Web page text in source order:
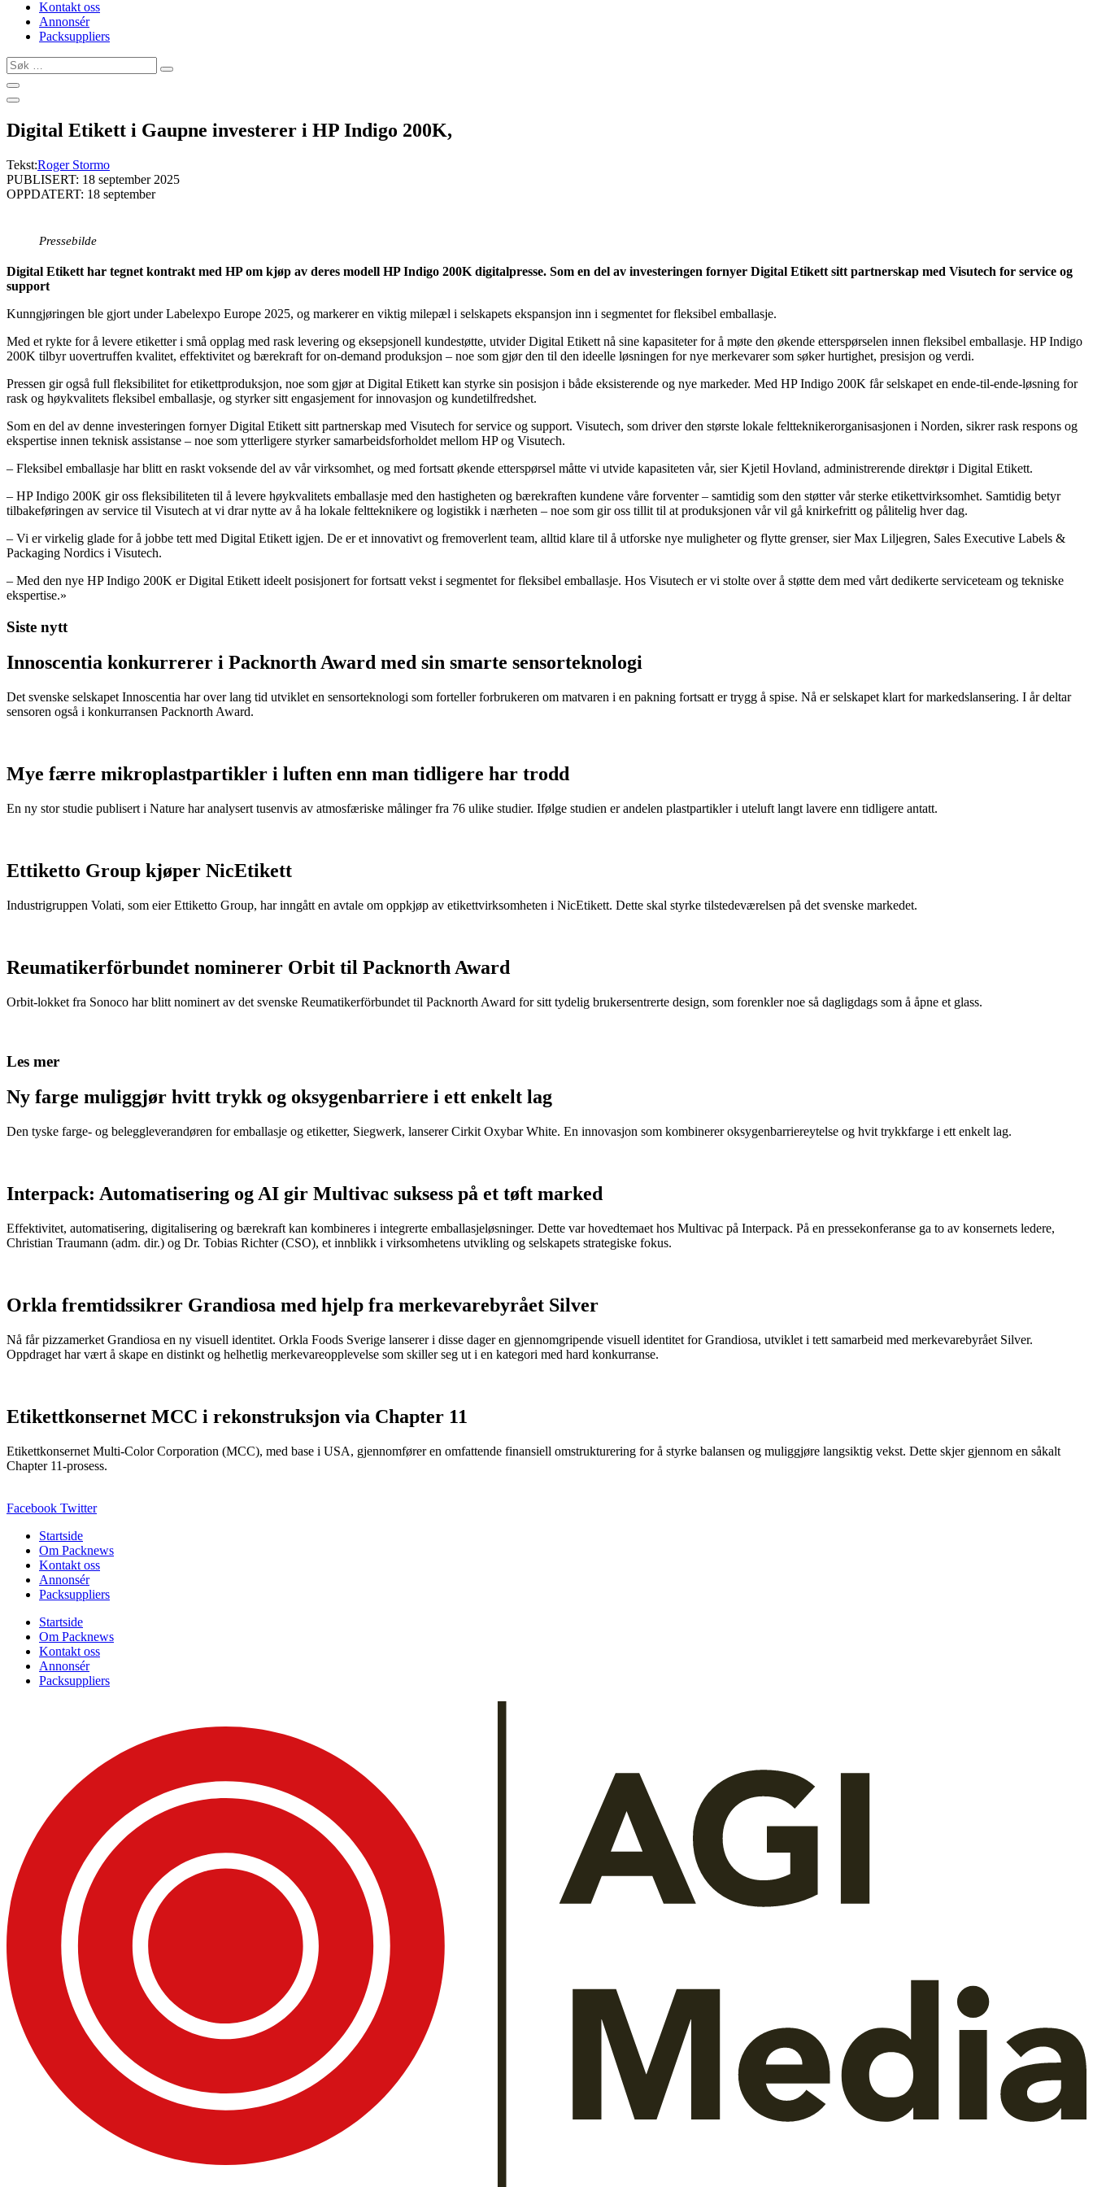
Kontakt oss
Annonsér
Packsuppliers
Søk
…
Digital Etikett i Gaupne investerer i HP Indigo 200K,
Tekst:Roger Stormo
PUBLISERT: 18 september 2025
OPPDATERT: 18 september
Pressebilde
Digital Etikett har tegnet kontrakt med HP om kjøp av deres modell HP Indigo 200K digitalpresse. Som en del av investeringen fornyer Digital Etikett sitt partnerskap med Visutech for service og
support
Kunngjøringen ble gjort under Labelexpo Europe 2025, og markerer en viktig milepæl i selskapets ekspansjon inn i segmentet for fleksibel emballasje.
Med et rykte for å levere etiketter i små opplag med rask levering og eksepsjonell kundestøtte, utvider Digital Etikett nå sine kapasiteter for å møte den økende etterspørselen innen fleksibel emballasje. HP Indigo
200K tilbyr uovertruffen kvalitet, effektivitet og bærekraft for on-demand produksjon – noe som gjør den til den ideelle løsningen for nye merkevarer som søker hurtighet, presisjon og verdi.
Pressen gir også full fleksibilitet for etikettproduksjon, noe som gjør at Digital Etikett kan styrke sin posisjon i både eksisterende og nye markeder. Med HP Indigo 200K får selskapet en ende-til-ende-løsning for
rask og høykvalitets fleksibel emballasje, og styrker sitt engasjement for innovasjon og kundetilfredshet.
Som en del av denne investeringen fornyer Digital Etikett sitt partnerskap med Visutech for service og support. Visutech, som driver den største lokale feltteknikerorganisasjonen i Norden, sikrer rask respons og
ekspertise innen teknisk assistanse – noe som ytterligere styrker samarbeidsforholdet mellom HP og Visutech.
– Fleksibel emballasje har blitt en raskt voksende del av vår virksomhet, og med fortsatt økende etterspørsel måtte vi utvide kapasiteten vår, sier Kjetil Hovland, administrerende direktør i Digital Etikett.
– HP Indigo 200K gir oss fleksibiliteten til å levere høykvalitets emballasje med den hastigheten og bærekraften kundene våre forventer – samtidig som den støtter vår sterke etikettvirksomhet. Samtidig betyr
tilbakeføringen av service til Visutech at vi drar nytte av å ha lokale feltteknikere og logistikk i nærheten – noe som gir oss tillit til at produksjonen vår vil gå knirkefritt og pålitelig hver dag.
– Vi er virkelig glade for å jobbe tett med Digital Etikett igjen. De er et innovativt og fremoverlent team, alltid klare til å utforske nye muligheter og flytte grenser, sier Max Liljegren, Sales Executive Labels &
Packaging Nordics i Visutech.
– Med den nye HP Indigo 200K er Digital Etikett ideelt posisjonert for fortsatt vekst i segmentet for fleksibel emballasje. Hos Visutech er vi stolte over å støtte dem med vårt dedikerte serviceteam og tekniske
ekspertise.»
Siste nytt
Innoscentia konkurrerer i Packnorth Award med sin smarte sensorteknologi
Det svenske selskapet Innoscentia har over lang tid utviklet en sensorteknologi som forteller forbrukeren om matvaren i en pakning fortsatt er trygg å spise. Nå er selskapet klart for markedslansering. I år deltar
sensoren også i konkurransen Packnorth Award.
Mye færre mikroplastpartikler i luften enn man tidligere har trodd
En ny stor studie publisert i Nature har analysert tusenvis av atmosfæriske målinger fra 76 ulike studier. Ifølge studien er andelen plastpartikler i uteluft langt lavere enn tidligere antatt.
Ettiketto Group kjøper NicEtikett
Industrigruppen Volati, som eier Ettiketto Group, har inngått en avtale om oppkjøp av etikettvirksomheten i NicEtikett. Dette skal styrke tilstedeværelsen på det svenske markedet.
Reumatikerförbundet nominerer Orbit til Packnorth Award
Orbit-lokket fra Sonoco har blitt nominert av det svenske Reumatikerförbundet til Packnorth Award for sitt tydelig brukersentrerte design, som forenkler noe så dagligdags som å åpne et glass.
Les mer
Ny farge muliggjør hvitt trykk og oksygenbarriere i ett enkelt lag
Den tyske farge- og beleggleverandøren for emballasje og etiketter, Siegwerk, lanserer Cirkit Oxybar White. En innovasjon som kombinerer oksygenbarriereytelse og hvit trykkfarge i ett enkelt lag.
Interpack: Automatisering og AI gir Multivac suksess på et tøft marked
Effektivitet, automatisering, digitalisering og bærekraft kan kombineres i integrerte emballasjeløsninger. Dette var hovedtemaet hos Multivac på Interpack. På en pressekonferanse ga to av konsernets ledere,
Christian Traumann (adm. dir.) og Dr. Tobias Richter (CSO), et innblikk i virksomhetens utvikling og selskapets strategiske fokus.
Orkla fremtidssikrer Grandiosa med hjelp fra merkevarebyrået Silver
Nå får pizzamerket Grandiosa en ny visuell identitet. Orkla Foods Sverige lanserer i disse dager en gjennomgripende visuell identitet for Grandiosa, utviklet i tett samarbeid med merkevarebyrået Silver.
Oppdraget har vært å skape en distinkt og helhetlig merkevareopplevelse som skiller seg ut i en kategori med hard konkurranse.
Etikettkonsernet MCC i rekonstruksjon via Chapter 11
Etikettkonsernet Multi-Color Corporation (MCC), med base i USA, gjennomfører en omfattende finansiell omstrukturering for å styrke balansen og muliggjøre langsiktig vekst. Dette skjer gjennom en såkalt
Chapter 11-prosess.
Facebook Twitter
Startside
Om Packnews
Kontakt oss
Annonsér
Packsuppliers
Startside
Om Packnews
Kontakt oss
Annonsér
Packsuppliers